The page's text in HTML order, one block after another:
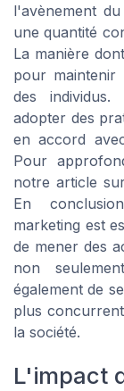
l'avènement
une quantité
La manière
pour maintenir
des
adopter des
en accord
Pour
notre article
En
marketing est
de mener des
non
également de
plus
la société.
L'impact